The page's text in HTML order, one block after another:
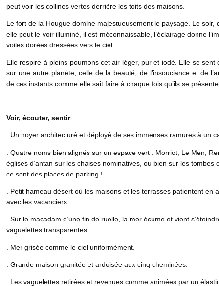
peut voir les collines vertes derrière les toits des maisons.
Le fort de la Hougue domine majestueusement le paysage. Le soir,
elle peut le voir illuminé, il est méconnaissable, l’éclairage donne
voiles dorées dressées vers le ciel.
Elle respire à pleins poumons cet air léger, pur et iodé. Elle se sent
sur une autre planète, celle de la beauté, de l’insouciance et de
de ces instants comme elle sait faire à chaque fois qu’ils se
Voir, écouter, sentir
. Un noyer architecturé et déployé de ses immenses ramures à un
. Quatre noms bien alignés sur un espace vert : Morriot, Le Men,
églises d’antan sur les chaises nominatives, ou bien sur les tombes
ce sont des places de parking !
. Petit hameau désert où les maisons et les terrasses patientent en
avec les vacanciers.
. Sur le macadam d’une fin de ruelle, la mer écume et vient
vaguelettes transparentes.
. Mer grisée comme le ciel uniformément.
. Grande maison granitée et ardoisée aux cinq cheminées.
. Les vaguelettes retirées et revenues comme animées par un